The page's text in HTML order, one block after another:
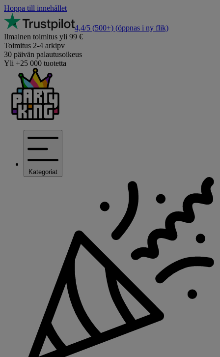
Hoppa till innehållet
4,4/5 (500+) (öppnas i ny flik)
Ilmainen toimitus yli 99 €
Toimitus 2-4 arkipv
30 päivän palautusoikeus
Yli +25 000 tuotetta
Kategoriat